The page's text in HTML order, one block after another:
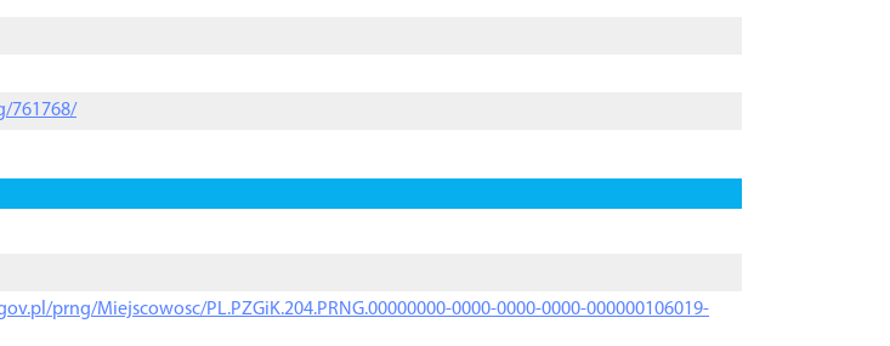
761768/
prng/Miejscowosc/PL.PZGiK.204.PRNG.00000000-0000-0000-0000-000000106019-